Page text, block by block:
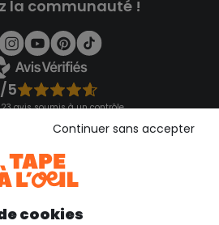
la communauté !
5
avis soumis à un contrôle
Consulter les CGU
cookies
Continuer sans accepter